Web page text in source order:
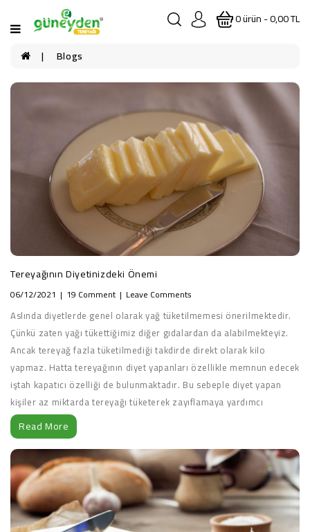
0 ürün - 0,00 TL
Blogs
Tereyağının Diyetinizdeki Önemi
06/12/2021 19 Comment Leave Comments
Aslında diyetlerde genel olarak yağ tüketilmemesi önerilmektedir.
Çünkü zaten yağı tükettiğimiz diğer gıdalardan da alabilmekteyiz.
Ancak tereyağ fazla tüketilmediği takdirde direkt olarak kilo
yapmaz. Hatta tereyağının diyet yapanları özellikle memnun edecek
iştah kapatıcı özelliği de bulunmaktadır. Bu sebeple diyet yapan
kişiler az miktarda tereyağı tüketerek zayıflamaya yardımcı
olabilirler. Aynı zamanda tereyağı içeriğinde bulunan vitamin ve
mineraller sayesinde sindirim sisteminin iyi çalışmasına yardımcı
olur ve metabolizmayı hızlandırır. Bu yönüyle de az miktarda
tüketildiği takdirde diyet yapan kişilerin işini kolaylaştıracaktır. Yine
de diyet yapan kişilerin tereyağı tüketimi ile ilgili en doğru bilgiyi
beslenme ve diyet uzmanlarından almaları, ona göre bir diyet
listesi oluşturmaları gerekmektedir.
Read More